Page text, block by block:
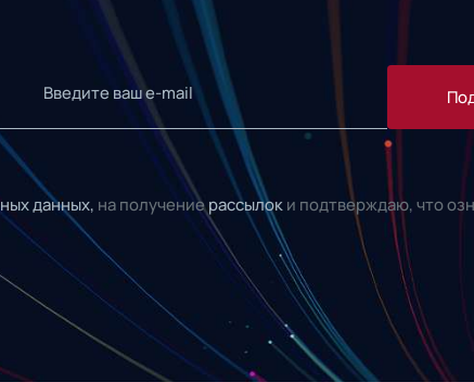
данных, на получениерассылок и подтверждаю, что